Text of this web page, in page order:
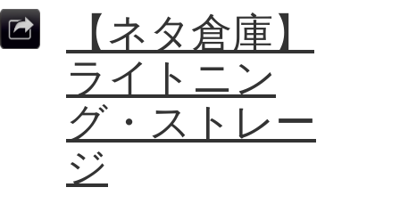
【ネタ倉庫】
ライトニン
グ・ストレー
ジ